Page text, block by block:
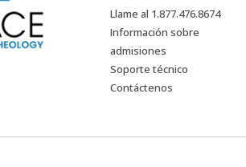
Llame al 1.877.476.8674
Información sobre
admisiones
Soporte técnico
Contáctenos